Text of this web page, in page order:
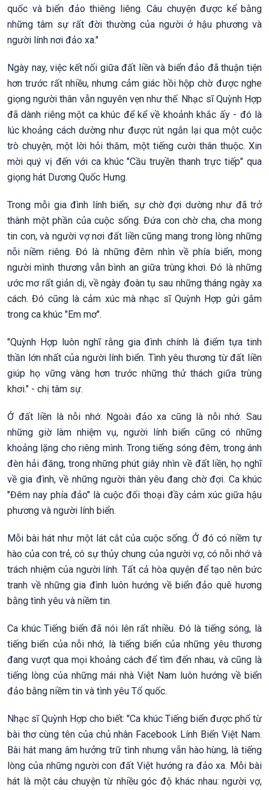
quốc và biển đảo thiêng liêng. Câu chuyện được kể bằng
những tâm sự rất đời thường của người ở hậu phương và
người lính nơi đảo xa."
Ngày nay, việc kết nối giữa đất liền và biển đảo đã thuận tiện
hơn trước rất nhiều, nhưng cảm giác hồi hộp chờ được nghe
giọng người thân vẫn nguyên vẹn như thế. Nhạc sĩ Quỳnh Hợp
đã dành riêng một ca khúc để kể về khoảnh khắc ấy - đó là
lúc khoảng cách dường như được rút ngắn lại qua một cuộc
trò chuyện, một lời hỏi thăm, một tiếng cười thân thuộc. Xin
mời quý vị đến với ca khúc "Cầu truyền thanh trực tiếp" qua
giọng hát Dương Quốc Hưng.
Trong mỗi gia đình lính biển, sự chờ đợi dường như đã trở
thành một phần của cuộc sống. Đứa con chờ cha, cha mong
tin con, và người vợ nơi đất liền cũng mang trong lòng những
nỗi niềm riêng. Đó là những đêm nhìn về phía biển, mong
người mình thương vẫn bình an giữa trùng khơi. Đó là những
ước mơ rất giản dị, về ngày đoàn tụ sau những tháng ngày xa
cách. Đó cũng là cảm xúc mà nhạc sĩ Quỳnh Hợp gửi gắm
trong ca khúc "Em mơ".
"Quỳnh Hợp luôn nghĩ rằng gia đình chính là điểm tựa tinh
thần lớn nhất của người lính biển. Tình yêu thương từ đất liền
giúp họ vững vàng hơn trước những thử thách giữa trùng
khơi." - chị tâm sự.
Ở đất liền là nỗi nhớ. Ngoài đảo xa cũng là nỗi nhớ. Sau
những giờ làm nhiệm vụ, người lính biển cũng có những
khoảng lặng cho riêng mình. Trong tiếng sóng đêm, trong ánh
đèn hải đăng, trong những phút giây nhìn về đất liền, họ nghĩ
về gia đình, về những người thân yêu đang chờ đợi. Ca khúc
"Đêm nay phía đảo" là cuộc đối thoại đầy cảm xúc giữa hậu
phương và người lính biển.
Mỗi bài hát như một lát cắt của cuộc sống. Ở đó có niềm tự
hào của con trẻ, có sự thủy chung của người vợ, có nỗi nhớ và
trách nhiệm của người lính. Tất cả hòa quyện để tạo nên bức
tranh về những gia đình luôn hướng về biển đảo quê hương
bằng tình yêu và niềm tin.
Ca khúc Tiếng biển đã nói lên rất nhiều. Đó là tiếng sóng, là
tiếng biển của nỗi nhớ, là tiếng biển của những yêu thương
đang vượt qua mọi khoảng cách để tìm đến nhau, và cũng là
tiếng lòng của những mái nhà Việt Nam luôn hướng về biển
đảo bằng niềm tin và tình yêu Tổ quốc.
Nhạc sĩ Quỳnh Hợp cho biết: "Ca khúc Tiếng biển được phổ từ
bài thơ cùng tên của chủ nhân Facebook Lính Biển Việt Nam.
Bài hát mang âm hưởng trữ tình nhưng vẫn hào hùng, là tiếng
lòng của những người con đất Việt hướng ra đảo xa. Mỗi bài
hát là một câu chuyện từ nhiều góc độ khác nhau: người vợ,